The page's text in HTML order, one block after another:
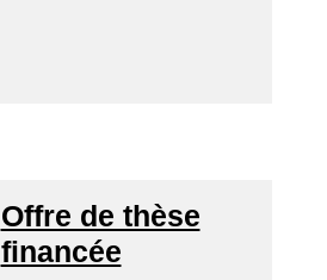
Offre de thèse
financée